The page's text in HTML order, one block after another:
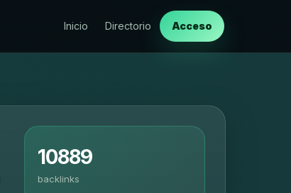
Inicio Directorio Acceso
10889
backlinks